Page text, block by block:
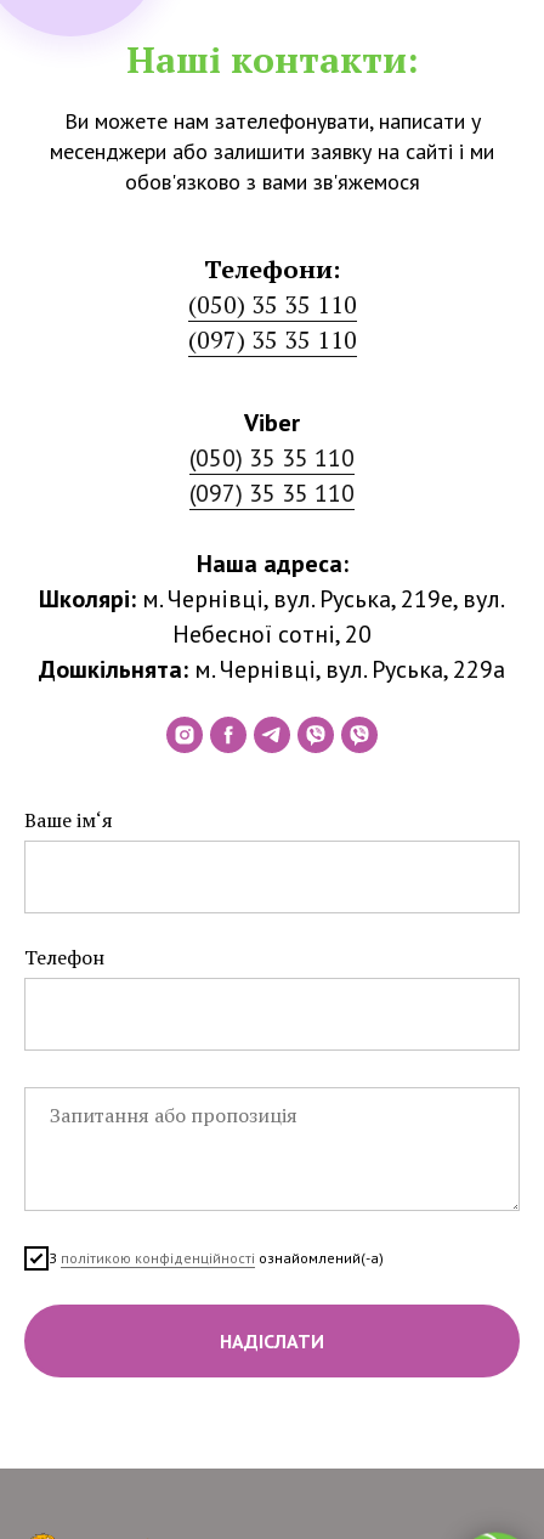
Наші контакти:
Ви можете нам зателефонувати, написати у
месенджери або залишити заявку на сайті і ми
обов'язково з вами зв'яжемося
Телефони:
(050) 35 35 110
(097) 35 35 110
Viber
(050) 35 35 110
(097) 35 35 110
Наша адреса:
Школярі: м. Чернівці, вул. Руська, 219е, вул.
Небесної сотні, 20
Дошкільнята: м. Чернівці, вул. Руська, 229а
Ваше ім‘я
Телефон
З політикою конфіденційності ознайомлений(-а)
НАДІСЛАТИ